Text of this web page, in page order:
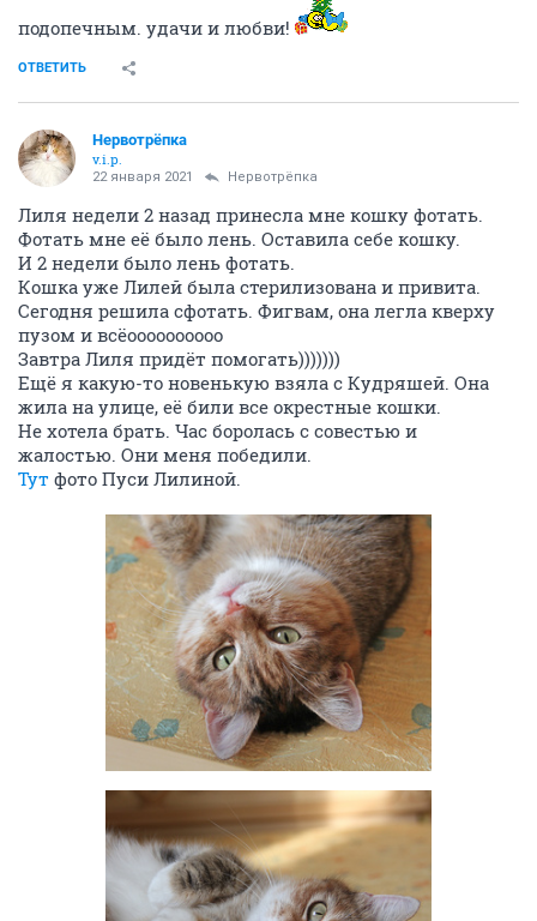
подопечным. удачи и любви!
ОТВЕТИТЬ
Нервотрёпка
v.i.p.
22 января 2021 Нервотрёпка
Лиля недели 2 назад принесла мне кошку фотать.
Фотать мне её было лень. Оставила себе кошку.
И 2 недели было лень фотать.
Кошка уже Лилей была стерилизована и привита.
Сегодня решила сфотать. Фигвам, она легла кверху
пузом и всёоооооооооо
Завтра Лиля придёт помогать)))))))
Ещё я какую-то новенькую взяла с Кудряшей. Она
жила на улице, её били все окрестные кошки.
Не хотела брать. Час боролась с совестью и
жалостью. Они меня победили.
Тут фото Пуси Лилиной.